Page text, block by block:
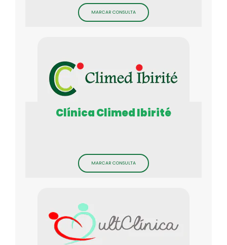
MARCAR CONSULTA
Clínica Climed Ibirité
MARCAR CONSULTA